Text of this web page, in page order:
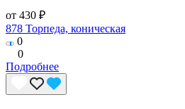
от 430 ₽
878 Торпеда, коническая
0
0
Подробнее